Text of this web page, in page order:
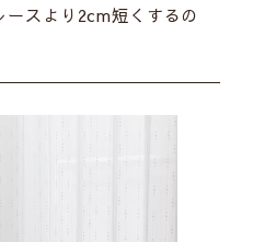
ースより2cm短くするの